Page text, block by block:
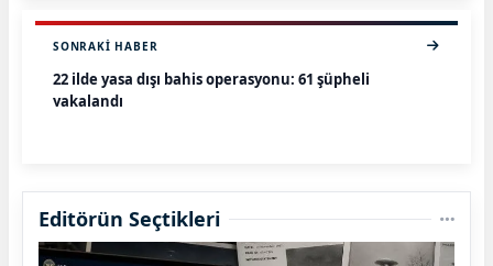
SONRAKI HABER
22 ilde yasa dışı bahis operasyonu: 61 şüpheli
yakalandı
Editörün Seçtikleri